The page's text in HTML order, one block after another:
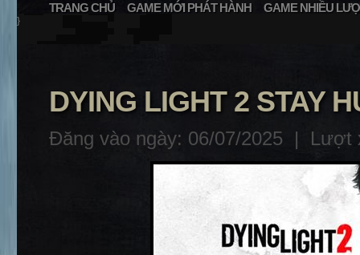
TRANG CHỦ GAME MỚI PHÁT HÀNH GAME NHIỀU
}
DYING LIGHT 2 STAY
Đăng vào ngày: 06/07/2025 | Lượt